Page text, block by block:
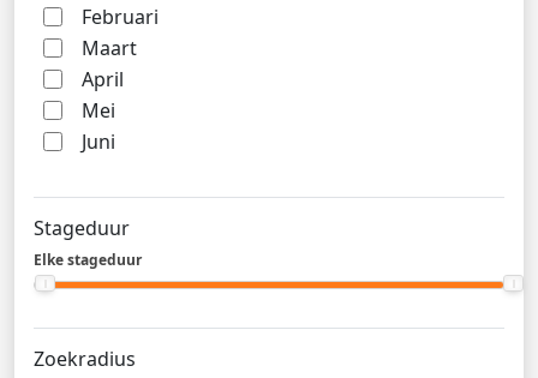
Februari
Maart
April
Mei
Juni
Stageduur
Elke stageduur
Zoekradius